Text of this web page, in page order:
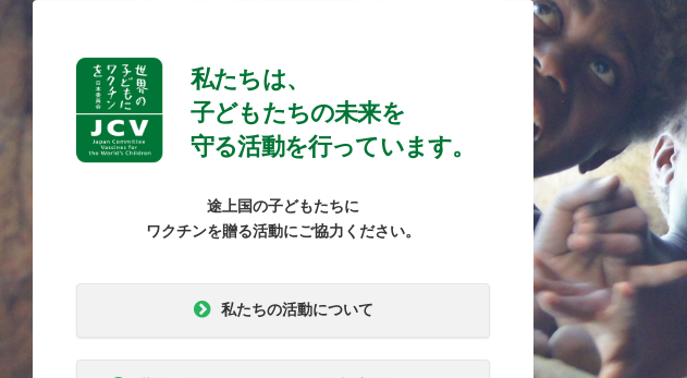
私たちは、
子どもたちの未来を
守る活動を行っています。
途上国の子どもたちに
ワクチンを贈る活動にご協力ください。
私たちの活動について